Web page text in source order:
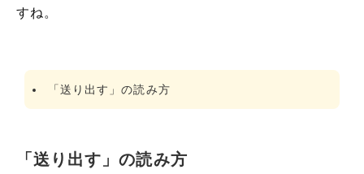
すね。
「送り出す」の読み方
「送り出す」の読み方